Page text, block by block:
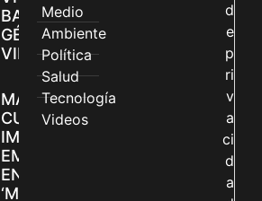
BASADAS EN
GÉNERO EN
VILLAVICENCIO
MADRES
CUIDADORAS
IMPULSAN SUS
EMPRENDIMIENTOS
EN LA FERIA
‘MANOS QUE
Medio
Ambiente
Política
Salud
Tecnología
Videos
d
e
p
ri
v
a
ci
d
a